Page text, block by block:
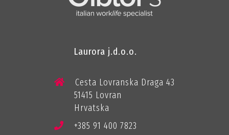
Laurora j.d.o.o.
Cesta Lovranska Draga 43
51415 Lovran
Hrvatska
+385 91 400 7823